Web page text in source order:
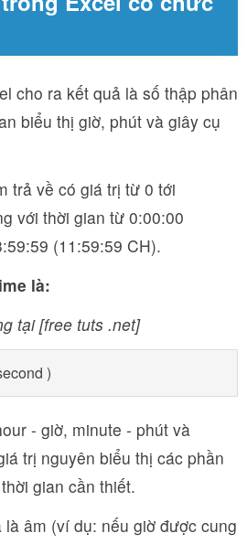
cho ra kết quả là số thập phân
biểu thị giờ, phút và giây cụ
trả về có giá trị từ 0 tới
với thời gian từ 0:00:00
(11:59:59 CH).
là:
tại [free tuts .net]
)
- giờ, minute - phút và
trị nguyên biểu thị các phần
gian cần thiết.
âm (ví dụ: nếu giờ được cung